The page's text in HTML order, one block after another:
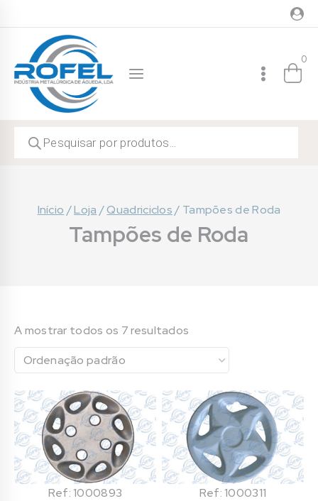
to
content
0
search
Início /Loja /Quadriciclos / Tampões de Roda
Tampões de Roda
A mostrar todos os 7 resultados
Ref: 1000893
Ref: 1000311